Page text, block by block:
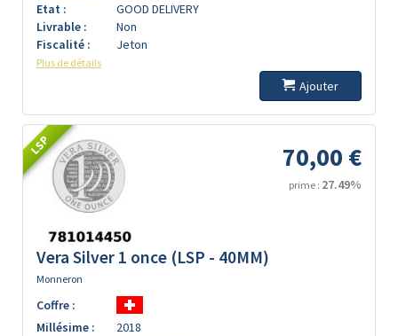
Etat :
GOOD DELIVERY
Livrable :
Non
Fiscalité :
Jeton
Plus de détails
Ajouter
LSP 70,00 €
prime : 27.49%
Vera Silver 1 once (LSP - 40MM)
Monneron
Coffre :
Millésime :
2018